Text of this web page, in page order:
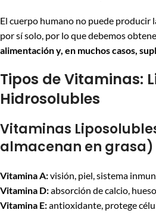
El cuerpo humano no puede producir
por sí solo, por lo que debemos
alimentación y, en muchos casos,
Tipos de Vitaminas:
Hidrosolubles
Vitaminas
almacenan en grasa)
Vitamina A:visión, piel, sistema
Vitamina D:absorción de calcio,
Vitamina E:antioxidante, protege